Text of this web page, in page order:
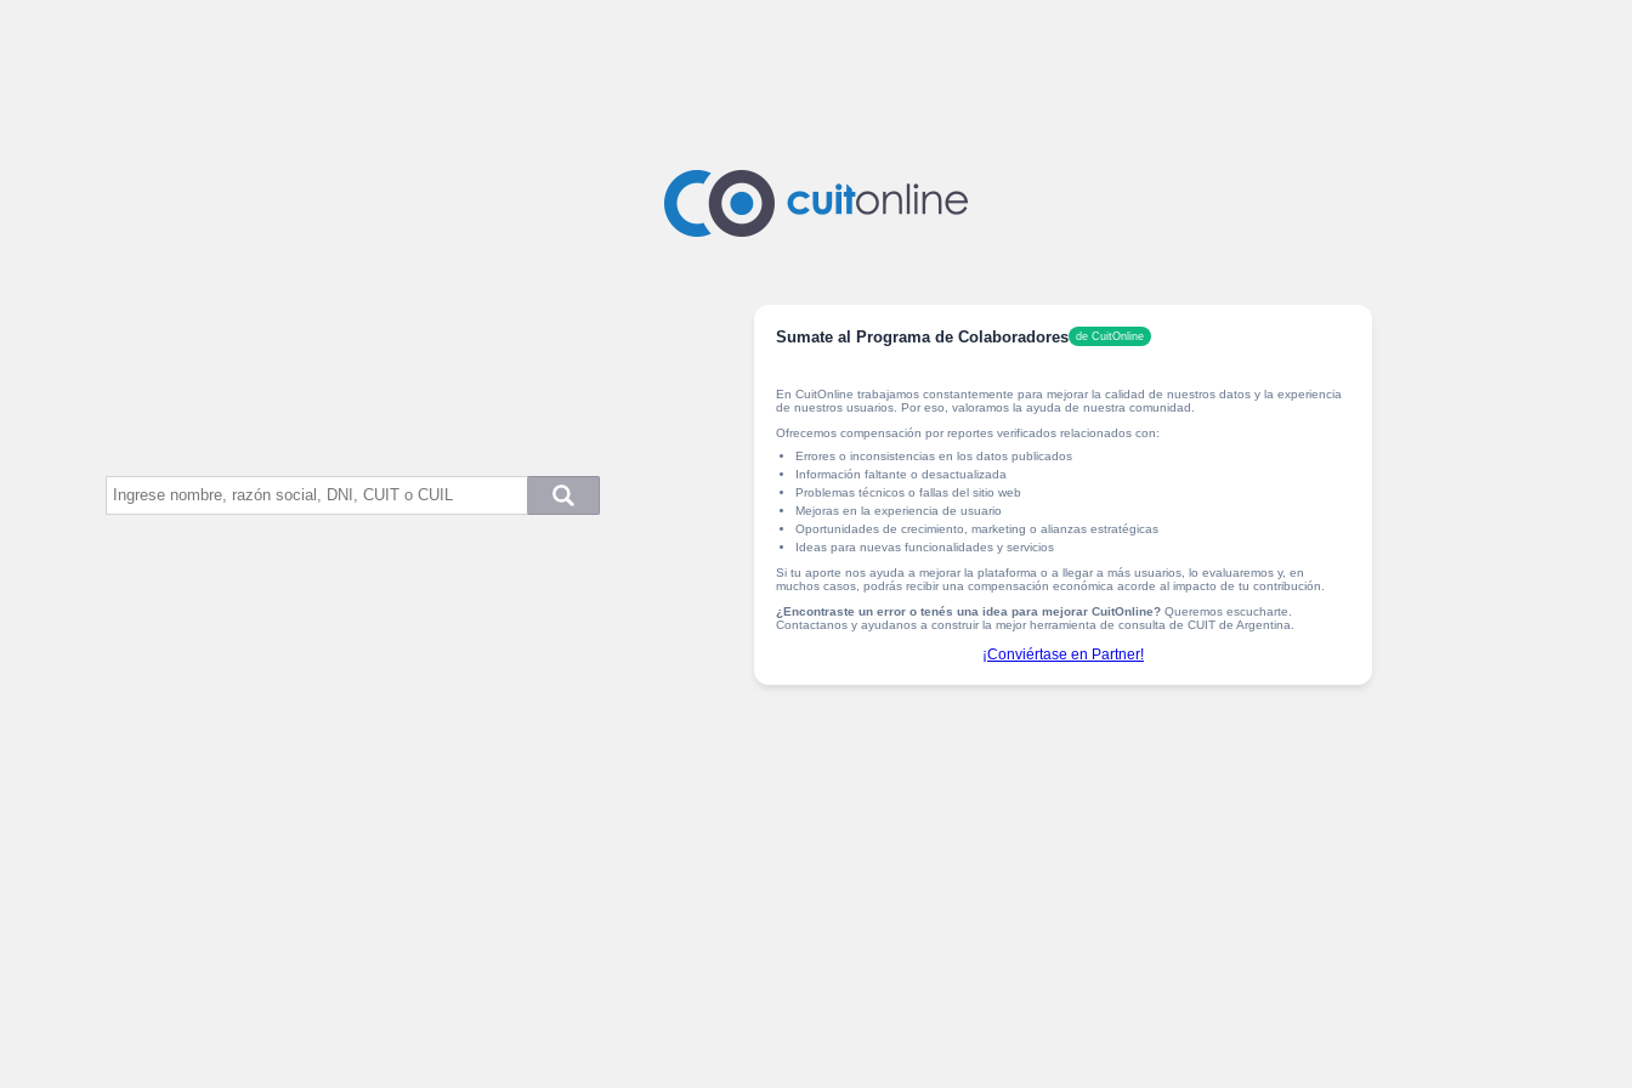
Sumate al Programa de Colaboradores de CuitOnline
En CuitOnline trabajamos constantemente para mejorar la calidad de nuestros datos y la experiencia
de nuestros usuarios. Por eso, valoramos la ayuda de nuestra comunidad.
Ofrecemos compensación por reportes verificados relacionados con:
Errores o inconsistencias en los datos publicados
Información faltante o desactualizada
Problemas técnicos o fallas del sitio web
Mejoras en la experiencia de usuario
Oportunidades de crecimiento, marketing o alianzas estratégicas
Ideas para nuevas funcionalidades y servicios
Si tu aporte nos ayuda a mejorar la plataforma o a llegar a más usuarios, lo evaluaremos y, en
muchos casos, podrás recibir una compensación económica acorde al impacto de tu contribución.
¿Encontraste un error o tenés una idea para mejorar CuitOnline? Queremos escucharte.
Contactanos y ayudanos a construir la mejor herramienta de consulta de CUIT de Argentina.
¡Conviértase en Partner!